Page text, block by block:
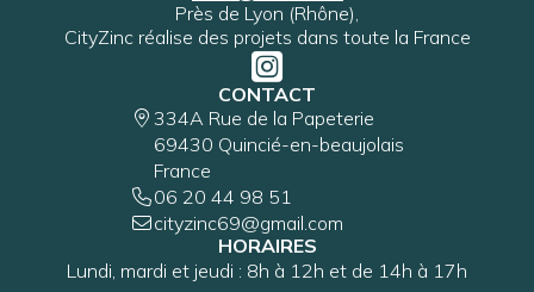
Près de Lyon (Rhône),
CityZinc réalise des projets dans toute la France
CONTACT
334A Rue de la Papeterie
69430 Quincié-en-beaujolais
France
06 20 44 98 51
cityzinc69@gmail.com
HORAIRES
Lundi, mardi et jeudi : 8h à 12h et de 14h à 17h